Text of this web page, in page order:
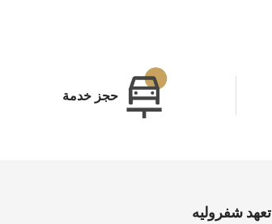
حجز خدمة
تعهد شفروليه